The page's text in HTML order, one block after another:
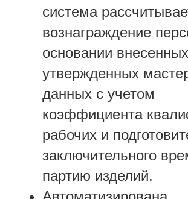
система
вознаграждение
основании
утвержденных
данных с учетом
коэффициента
рабочих и
заключительного
партию изделий.